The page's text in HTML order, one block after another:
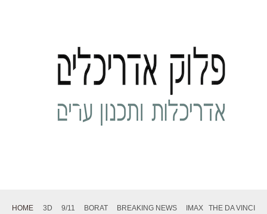
HOME 3D 9/11 BORAT BREAKING NEWS IMAX
THE DA VINCI